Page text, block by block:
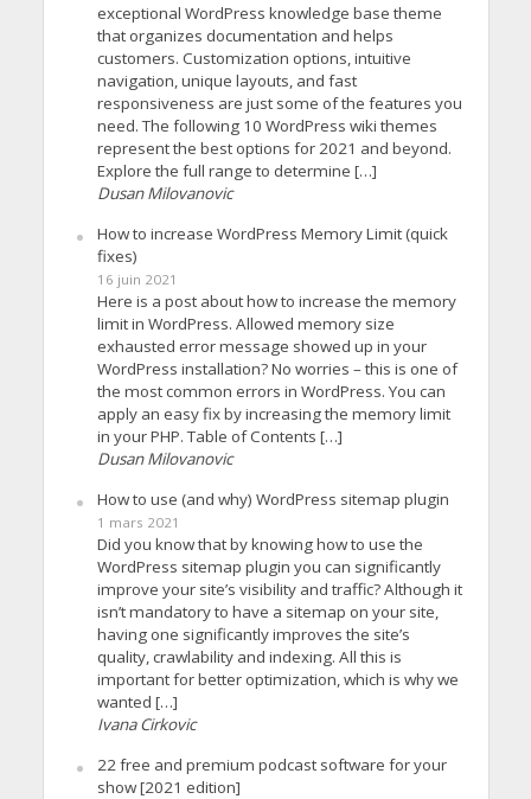
exceptional WordPress knowledge base theme
that organizes documentation and helps
customers. Customization options, intuitive
navigation, unique layouts, and fast
responsiveness are just some of the features you
need. The following 10 WordPress wiki themes
represent the best options for 2021 and beyond.
Explore the full range to determine […]
Dusan Milovanovic
How to increase WordPress Memory Limit (quick
fixes)
16 juin 2021
Here is a post about how to increase the memory
limit in WordPress. Allowed memory size
exhausted error message showed up in your
WordPress installation? No worries – this is one of
the most common errors in WordPress. You can
apply an easy fix by increasing the memory limit
in your PHP. Table of Contents […]
Dusan Milovanovic
How to use (and why) WordPress sitemap plugin
1 mars 2021
Did you know that by knowing how to use the
WordPress sitemap plugin you can significantly
improve your site’s visibility and traffic? Although it
isn’t mandatory to have a sitemap on your site,
having one significantly improves the site’s
quality, crawlability and indexing. All this is
important for better optimization, which is why we
wanted […]
Ivana Cirkovic
22 free and premium podcast software for your
show [2021 edition]